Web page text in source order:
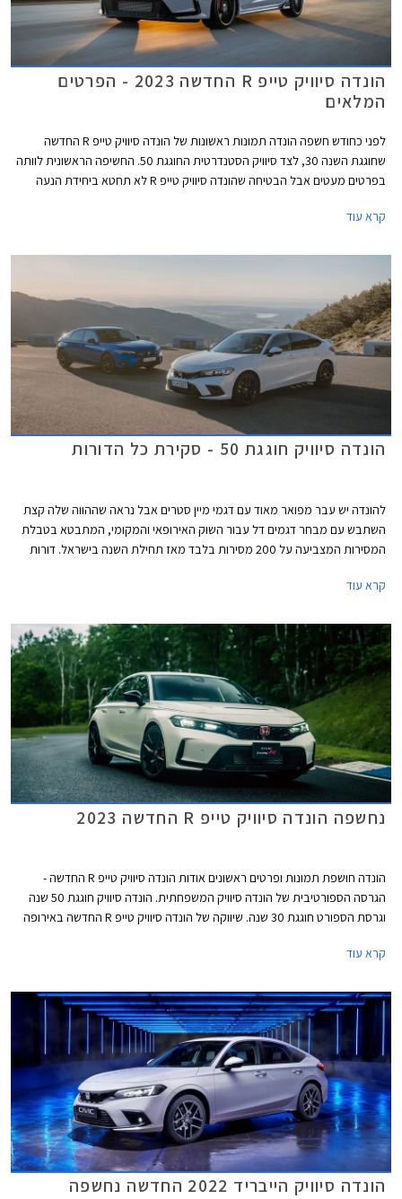
הונדה סיוויק טייפ R החדשה 2023 - הפרטים
המלאים
לפני כחודש חשפה הונדה תמונות ראשונות של הונדה סיוויק טייפ R החדשה
שחוגגת השנה 30, לצד סיוויק הסטנדרטית החוגגת 50. החשיפה הראשונית לוותה
בפרטים מעטים אבל הבטיחה שהונדה סיוויק טייפ R לא תחטא ביחידת הנעה
קרא עוד
הונדה סיוויק חוגגת 50 - סקירת כל הדורות
להונדה יש עבר מפואר מאוד עם דגמי מיין סטרים אבל נראה שההווה שלה קצת
השתבש עם מבחר דגמים דל עבור השוק האירופאי והמקומי, המתבטא בטבלת
המסירות המצביעה על 200 מסירות בלבד מאז תחילת השנה בישראל. דורות
ויעילות ביחס למתחרות, אולם בשנים האחרונות העיצוב הפך קיצוני מדי
למסע קצר בנבכי שושלת הונדה סיוויק מהדור הראשון ועד לדור החדש וה- 11
במספר שיגיע בקרוב לישראל ומצביע על שינוי תפיסה וחזרה אל ערכי המותג
והדגם המקוריים.
קרא עוד
נחשפה הונדה סיוויק טייפ R החדשה 2023
הונדה חושפת תמונות ופרטים ראשונים אודות הונדה סיוויק טייפ R החדשה -
הגרסה הספורטיבית של הונדה סיוויק המשפחתית. הונדה סיוויק חוגגת 50 שנה
וגרסת הספורט חוגגת 30 שנה. שיווקה של הונדה סיוויק טייפ R החדשה באירופה
קרא עוד
הונדה סיוויק הייבריד 2022 החדשה נחשפה